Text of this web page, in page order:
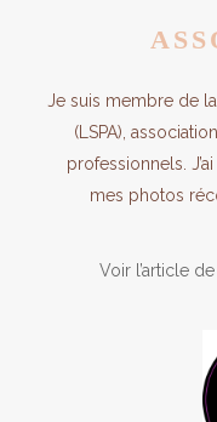
Je suis membre de
(LSPA),
professionnels.
mes photos
Voir l’article